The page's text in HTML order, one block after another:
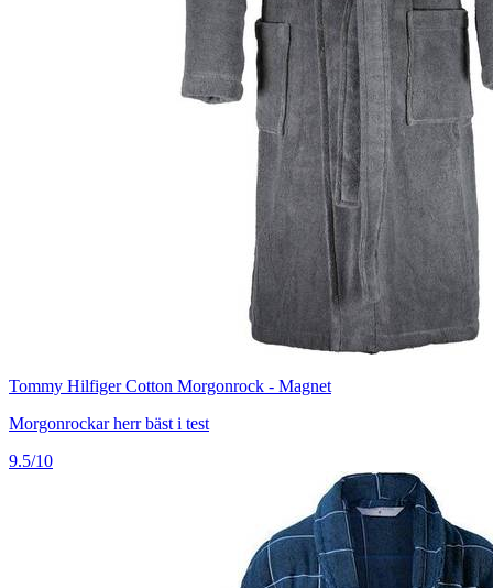
Tommy Hilfiger Cotton Morgonrock - Magnet
Morgonrockar herr bäst i test
9.5/10